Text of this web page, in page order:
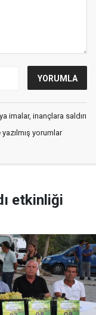
imalar, inançlara saldırı
yorumlar
etkinliği